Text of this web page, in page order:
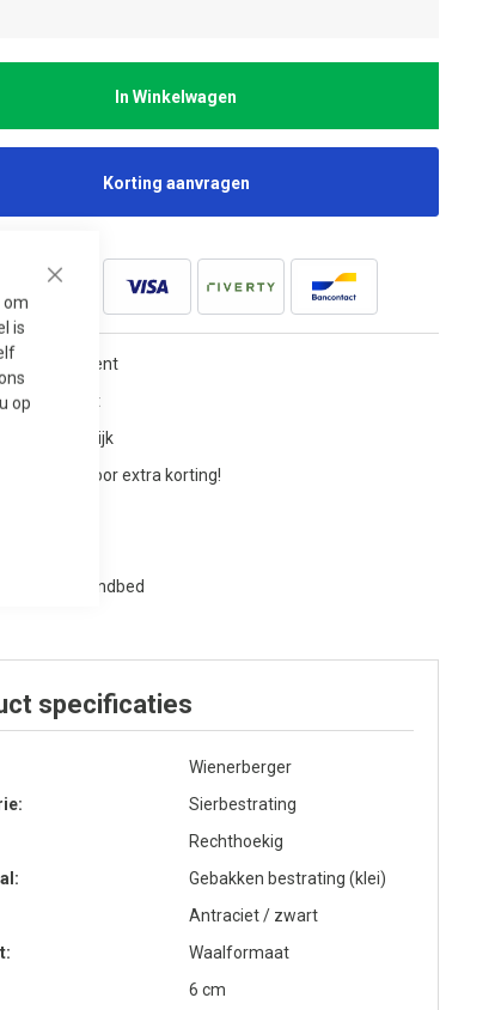
om
is
op
In Winkelwagen
Korting aanvragen
assortiment
en slijtvast
aan voor extra korting!
op een zandbed
specificaties
Wienerberger
Sierbestrating
Rechthoekig
Gebakken bestrating (klei)
Antraciet / zwart
Waalformaat
6 cm